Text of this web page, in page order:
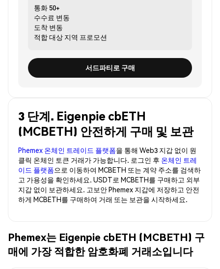
통화 50+
수수료 변동
도착 변동
적합 대상 지역 프로모션
서드파티로 구매
3 단계. Eigenpie cbETH
(MCBETH) 안전하게 구매 및 보관
Phemex 온체인 트레이드 플랫폼을 통해 Web3 지갑 없이 원
클릭 온체인 토큰 거래가 가능합니다. 로그인 후 온체인 트레
이드 플랫폼으로 이동하여 MCBETH 또는 계약 주소를 검색하
고 가용성을 확인하세요. USDT로 MCBETH를 구매하고 외부
지갑 없이 보관하세요. 고보안 Phemex 지갑에 저장하고 안전
하게 MCBETH를 구매하여 거래 또는 보관을 시작하세요.
Phemex는 Eigenpie cbETH (MCBETH) 구
매에 가장 적합한 암호화폐 거래소입니다